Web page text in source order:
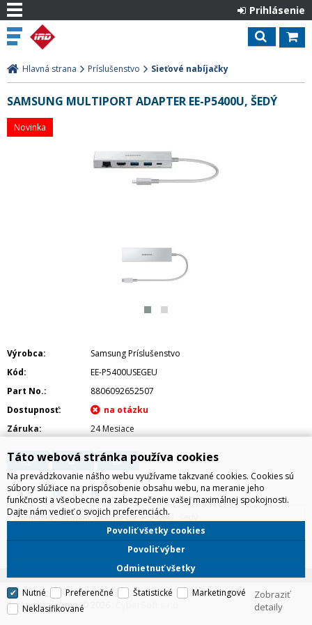
Prihlásenie
Hlavná strana Príslušenstvo Sieťové nabíjačky
SAMSUNG MULTIPORT ADAPTER EE-P5400U, ŠEDÝ
Novinka
Výrobca
Samsung Príslušenstvo
Kód
EE-P5400USEGEU
Part No.
8806092652507
Dostupnosť
Záruka
24 Mesiace
Samsung multiport adapter EE-P5400U, šedý
IRD Eshop
Technické riešenie © 2026
Táto webová stránka používa cookies
Na prevádzkovanie nášho webu využívame takzvané cookies. Cookies sú
súbory slúžiace na prispôsobenie obsahu webu, na meranie jeho
funkčnosti a všeobecne na zabezpečenie vašej maximálnej spokojnosti.
Dajte nám vedieť o svojich preferenciách.
Odmietnuť všetky
Povoliť výber
Povoliť všetky cookies
Nutné Preferenčné Štatistické
Marketingové
Neklasifikované
Zobraziť
detaily